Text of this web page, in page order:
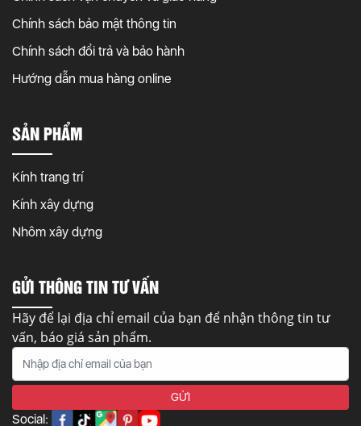
Chính sách bảo mật thông tin
Chính sách đổi trả và bảo hành
Hướng dẫn mua hàng online
SẢN PHẨM
Kính trang trí
Kính xây dựng
Nhôm xây dựng
GỬI THÔNG TIN TƯ VẤN
Hãy để lại địa chỉ email của bạn để nhận thông tin tư
vấn, báo giá sản phẩm.
Social: